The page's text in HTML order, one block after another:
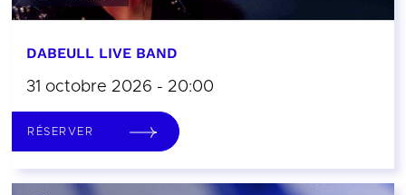
DABEULL LIVE BAND
31 octobre 2026 - 20:00
RÉSERVER